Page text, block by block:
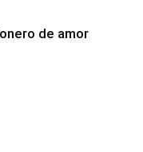
de amor